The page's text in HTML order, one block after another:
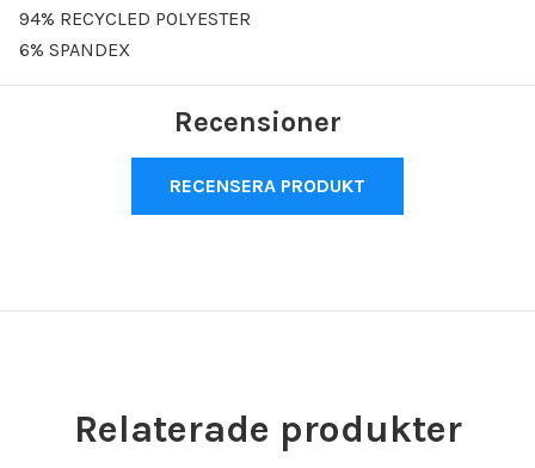
94% RECYCLED POLYESTER
6% SPANDEX
Recensioner
RECENSERA PRODUKT
Relaterade produkter